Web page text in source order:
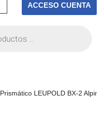
ACCESO CUENTA
Prismático LEUPOLD BX-2